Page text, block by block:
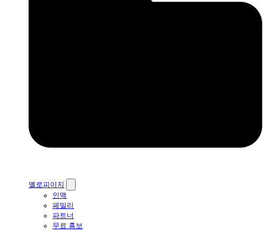
옐로피이지
인맥
페밀리
파트너
무료 홍보